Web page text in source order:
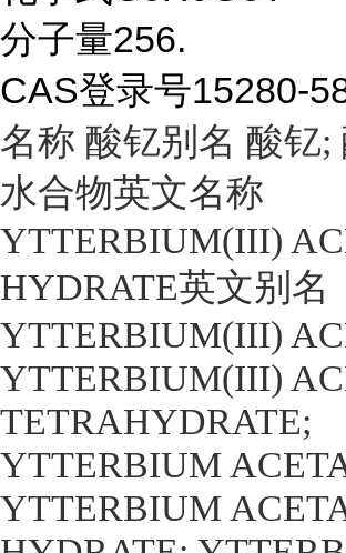
分子量256.
CAS登录号15280-
名称 酸钇别名 酸钇;
水合物英文名称
YTTERBIUM(III)
HYDRATE英文别名
YTTERBIUM(III)
YTTERBIUM(III)
TETRAHYDRATE;
YTTERBIUM
YTTERBIUM